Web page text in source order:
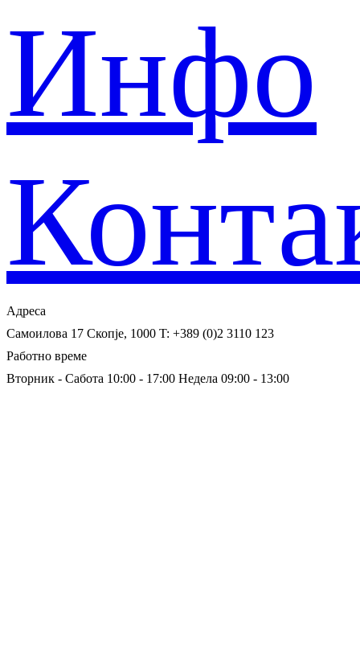
Инфо
Адреса
Самоилова 17 Скопје, 1000 T: +389 (0)2 3110 123
Работно време
Вторник - Сабота 10:00 - 17:00 Недела 09:00 - 13:00